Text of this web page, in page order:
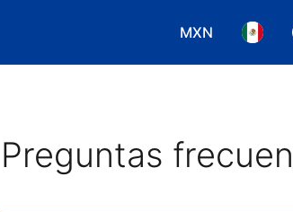
MXN
Elegir tu Elegir
Preguntas